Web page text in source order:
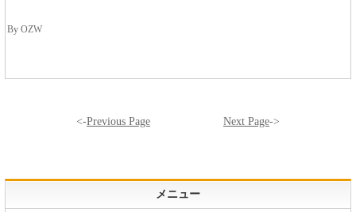
By OZW
<-Previous Page Next Page->
メニュー